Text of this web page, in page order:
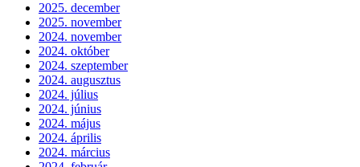
2025. december
2025. november
2024. november
2024. október
2024. szeptember
2024. augusztus
2024. július
2024. június
2024. május
2024. április
2024. március